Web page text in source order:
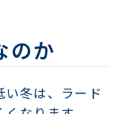
のか
冬は、ラード